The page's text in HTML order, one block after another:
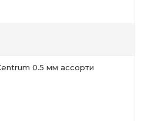
0.5 мм ассорти